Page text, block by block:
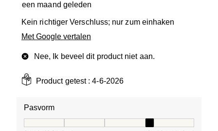
een maand geleden
Kein richtiger Verschluss; nur zum einhaken
Met Google vertalen
Nee, Ik beveel dit product niet aan.
Product getest :4-6-2026
Pasvorm